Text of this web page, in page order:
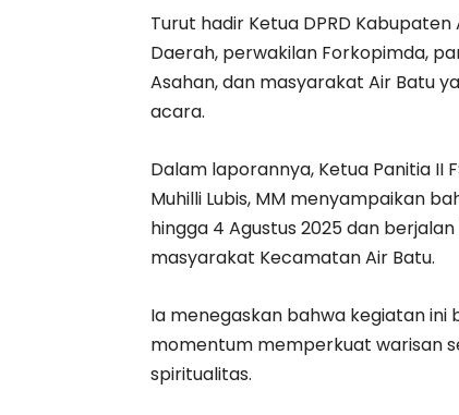
Turut hadir Ketua DPRD Kabupaten
Daerah, perwakilan Forkopimda,
Asahan, dan masyarakat Air Batu
acara.
Dalam laporannya, Ketua Panitia II
Muhilli Lubis, MM menyampaikan
hingga 4 Agustus 2025 dan
masyarakat Kecamatan Air Batu.
Ia menegaskan bahwa kegiatan
momentum memperkuat warisan
spiritualitas.